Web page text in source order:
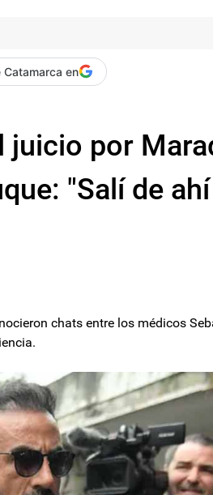
Catamarca en
juicio por
"Salí de
chats entre los médicos